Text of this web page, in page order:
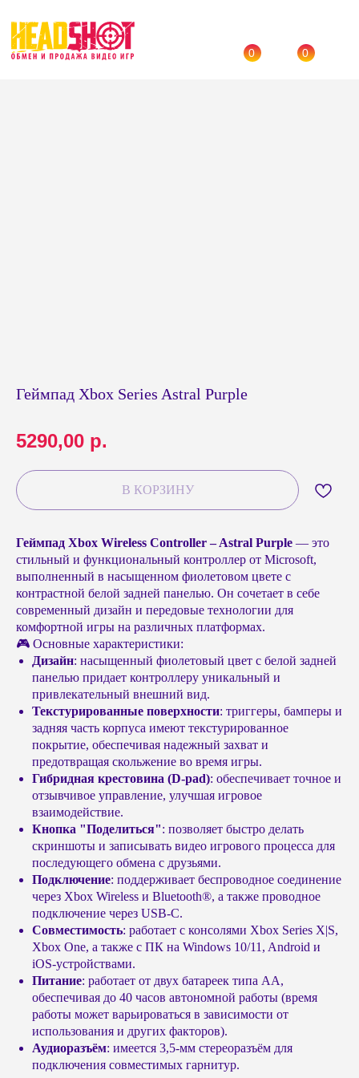
Назад → Каталог
Геймпад Xbox Series Astral Purple
5290,00 р.
В КОРЗИНУ
Геймпад Xbox Wireless Controller – Astral Purple — это
стильный и функциональный контроллер от Microsoft,
выполненный в насыщенном фиолетовом цвете с
контрастной белой задней панелью. Он сочетает в себе
современный дизайн и передовые технологии для
комфортной игры на различных платформах.
🎮 Основные характеристики:
Дизайн: насыщенный фиолетовый цвет с белой задней
панелью придает контроллеру уникальный и
привлекательный внешний вид.
Текстурированные поверхности: триггеры, бамперы и
задняя часть корпуса имеют текстурированное
покрытие, обеспечивая надежный захват и
предотвращая скольжение во время игры.
Гибридная крестовина (D-pad): обеспечивает точное и
отзывчивое управление, улучшая игровое
взаимодействие.
Кнопка "Поделиться": позволяет быстро делать
скриншоты и записывать видео игрового процесса для
последующего обмена с друзьями.
Подключение: поддерживает беспроводное соединение
через Xbox Wireless и Bluetooth®, а также проводное
подключение через USB-C.
Совместимость: работает с консолями Xbox Series X|S,
Xbox One, а также с ПК на Windows 10/11, Android и
iOS-устройствами.
Питание: работает от двух батареек типа AA,
обеспечивая до 40 часов автономной работы (время
работы может варьироваться в зависимости от
использования и других факторов).
Аудиоразъём: имеется 3,5-мм стереоразъём для
подключения совместимых гарнитур.
© Headshot — 2024. Все права защищены
КАТАЛОГ ПОКУПАТЕЛЯМ
Приставки Xbox
Приставки и акссесуары
Nintendo Switch
Приставки PS4 / PS5
Обмен и возврат
Подарочные сертификаты
Бонусная система